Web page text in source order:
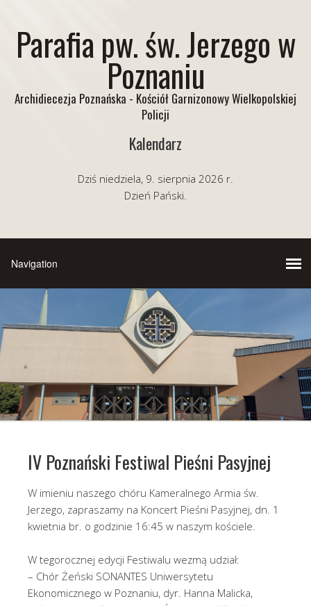
Parafia pw. św. Jerzego w
Poznaniu
Archidiecezja Poznańska - Kościół Garnizonowy Wielkopolskiej
Policji
Kalendarz
Dziś niedziela, 9. sierpnia 2026 r.
Dzień Pański.
IV Poznański Festiwal Pieśni Pasyjnej
W imieniu naszego chóru Kameralnego Armia św.
Jerzego, zapraszamy na Koncert Pieśni Pasyjnej, dn. 1
kwietnia br. o godzinie 16:45 w naszym kościele.
W tegorocznej edycji Festiwalu wezmą udział:
– Chór Żeński SONANTES Uniwersytetu
Ekonomicznego w Poznaniu, dyr. Hanna Malicka,